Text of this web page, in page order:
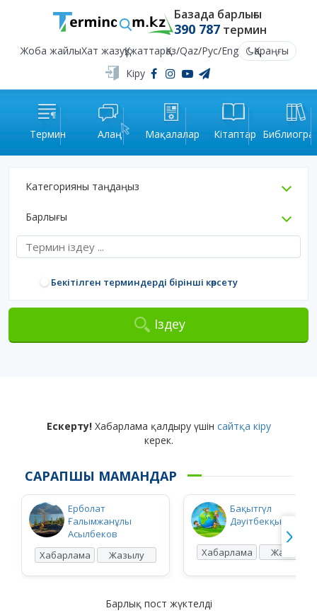
Базада барлығы
390 787термин
Жоба жайлыХат жазуҚұжаттарҚаз/Qaz/Рус/Eng
Қараңғы
Кіру
Термин Алаң Мақалалар Кітаптар
Категорияны таңдаңыз
Барлығы
Бекітілген терминдерді бірінші көрсету
Іздеу
Ескерту!Хабарлама қалдыру үшін сайтқа кіру
керек.
САРАПШЫ МАМАНДАР
Ерболат
Ғалымжанұлы
Асылбеков
Хабарлама
Жазылу
Бақытгүл
Дәуітбекқызы
Хабарлама Жазылу
Барлық пост жүктелді